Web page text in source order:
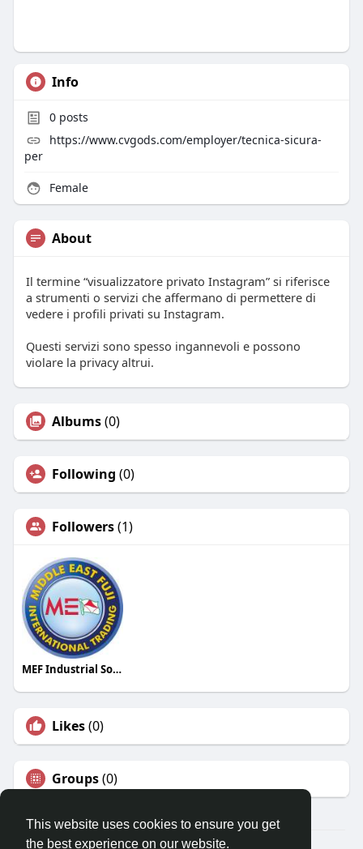
This website uses cookies to ensure you get
the best experience on our website.
Info
0posts
https://www.cvgods.com/employer/tecnica-sicura-
per
Female
About
Il termine “visualizzatore privato Instagram” si riferisce
a strumenti o servizi che affermano di permettere di
vedere i profili privati su Instagram.
Questi servizi sono spesso ingannevoli e possono
violare la privacy altrui.
Albums(0)
Following (0)
Followers(1)
MEF Industrial Solutions
Likes(0)
Groups(0)